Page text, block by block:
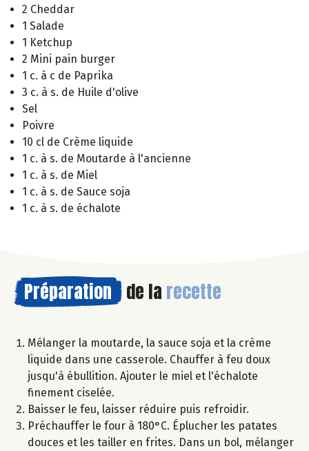
2 Cheddar
1 Salade
1 Ketchup
2 Mini pain burger
1 c. à c de Paprika
3 c. à s. de Huile d'olive
Sel
Poivre
10 cl de Crème liquide
1 c. à s. de Moutarde à l'ancienne
1 c. à s. de Miel
1 c. à s. de Sauce soja
1 c. à s. de échalote
Préparation de la recette
Mélanger la moutarde, la sauce soja et la crème
liquide dans une casserole. Chauffer à feu doux
jusqu'à ébullition. Ajouter le miel et l'échalote
finement ciselée.
Baisser le feu, laisser réduire puis refroidir.
Préchauffer le four à 180°C. Éplucher les patates
douces et les tailler en frites. Dans un bol, mélanger